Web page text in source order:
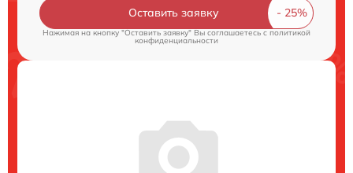
Оставить заявку
Нажимая на кнопку "Оставить заявку" Вы соглашаетесь cполитикой
конфиденциальности